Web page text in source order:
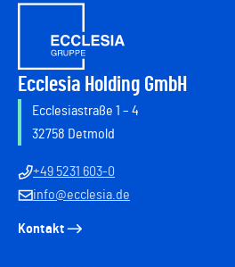
Ecclesia Holding GmbH
Ecclesiastraße 1 – 4
32758 Detmold
+49 5231 603-0
info@ecclesia.de
Kontakt